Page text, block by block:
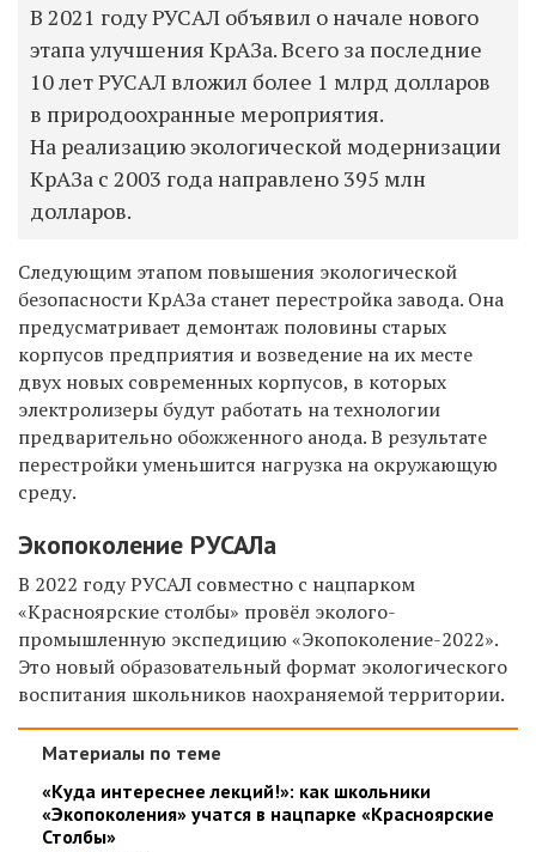
В 2021 году РУСАЛ объявил о начале нового
этапа улучшения КрАЗа. Всего за последние
10 лет РУСАЛ вложил более 1 млрд долларов
в природоохранные мероприятия.
На реализацию экологической модернизации
КрАЗа с 2003 года направлено 395 млн
долларов.
Следующим этапом повышения экологической
безопасности КрАЗа станет перестройка завода. Она
предусматривает демонтаж половины старых
корпусов предприятия и возведение на их месте
двух новых современных корпусов, в которых
электролизеры будут работать на технологии
предварительно обожженного анода. В результате
перестройки уменьшится нагрузка на окружающую
среду.
Экопоколение РУСАЛа
В 2022 году РУСАЛ совместно с нацпарком
«Красноярские столбы» провёл эколого-
промышленную экспедицию «Экопоколение-2022».
Это новый образовательный формат экологического
воспитания школьников наохраняемой территории.
Материалы по теме
«Куда интереснее лекций!»: как школьники
«Экопоколения» учатся в нацпарке «Красноярские
Столбы»